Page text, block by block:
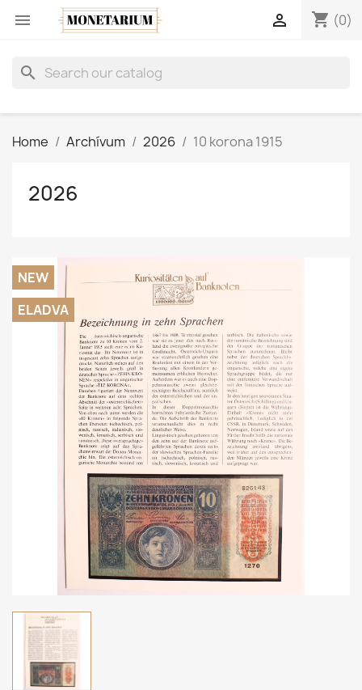
 shopping_cart (0)

search
Home Archívum 2026 10 korona 1915
2026
NEW
ELADVA